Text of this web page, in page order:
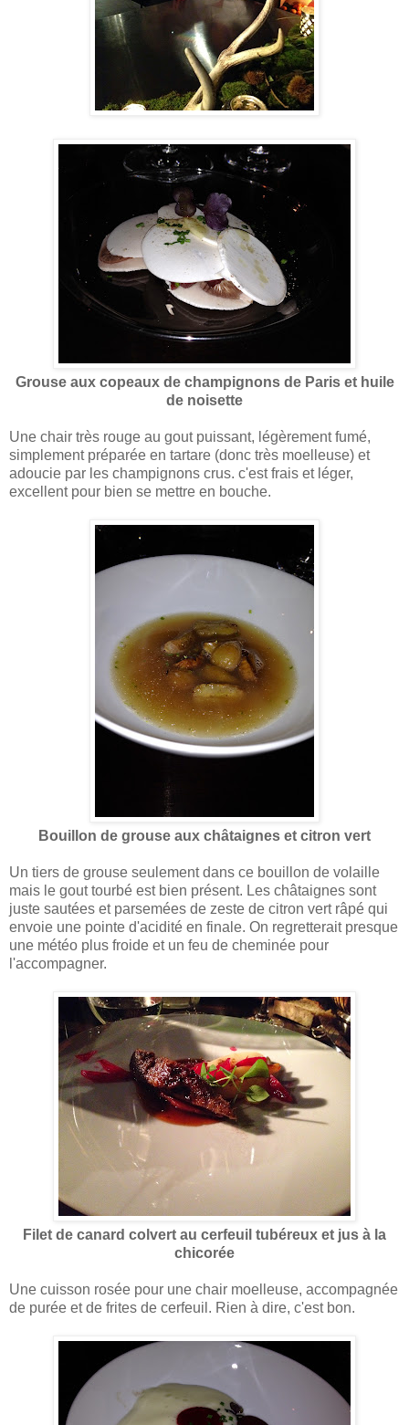
Grouse aux copeaux de champignons de Paris et huile
de noisette
Une chair très rouge au gout puissant, légèrement fumé,
simplement préparée en tartare (donc très moelleuse) et
adoucie par les champignons crus. c'est frais et léger,
excellent pour bien se mettre en bouche.
Bouillon de grouse aux châtaignes et citron vert
Un tiers de grouse seulement dans ce bouillon de volaille
mais le gout tourbé est bien présent. Les châtaignes sont
juste sautées et parsemées de zeste de citron vert râpé qui
envoie une pointe d'acidité en finale. On regretterait presque
une météo plus froide et un feu de cheminée pour
l'accompagner.
Filet de canard colvert au cerfeuil tubéreux et jus à la
chicorée
Une cuisson rosée pour une chair moelleuse, accompagnée
de purée et de frites de cerfeuil. Rien à dire, c'est bon.